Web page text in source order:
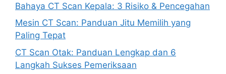
Bahaya CT Scan Kepala: 3 Risiko & Pencegahan
Mesin CT Scan: Panduan Jitu Memilih yang
Paling Tepat
CT Scan Otak: Panduan Lengkap dan 6
Langkah Sukses Pemeriksaan